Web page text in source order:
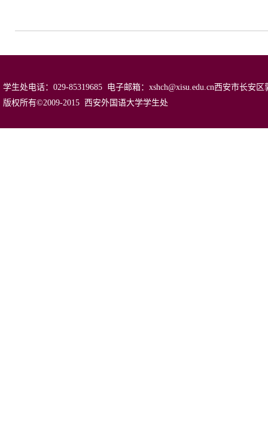
学生处电话：029-85319685 电子邮箱：xshch@xisu.edu.cn西安市长安
版权所有©2009-2015 西安外国语大学学生处